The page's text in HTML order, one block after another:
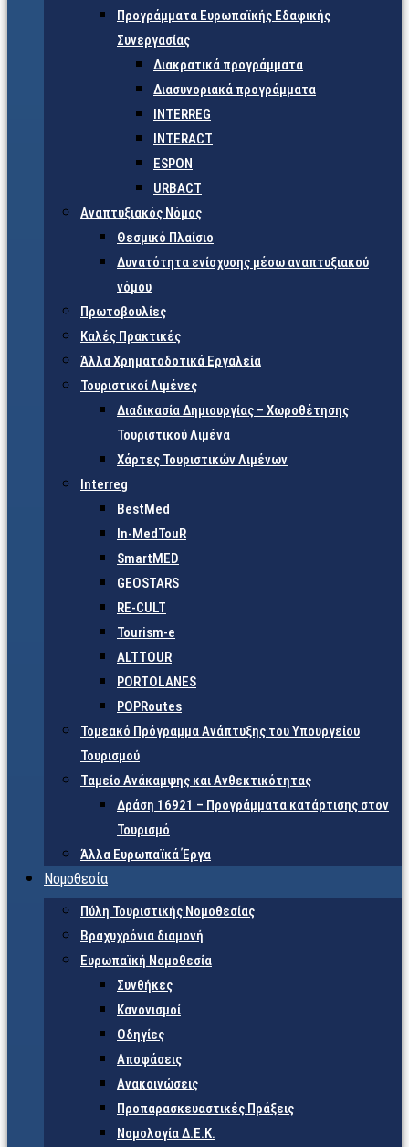
Προγράμματα Ευρωπαϊκής Εδαφικής
Συνεργασίας
Διακρατικά προγράμματα
Διασυνοριακά προγράμματα
INTERREG
INTERACT
ESPON
URBACT
Αναπτυξιακός Νόμος
Θεσμικό Πλαίσιο
Δυνατότητα ενίσχυσης μέσω αναπτυξιακού
νόμου
Πρωτοβουλίες
Καλές Πρακτικές
Άλλα Χρηματοδοτικά Εργαλεία
Τουριστικοί Λιμένες
Διαδικασία Δημιουργίας – Χωροθέτησης
Τουριστικού Λιμένα
Χάρτες Τουριστικών Λιμένων
Interreg
BestMed
In-MedTouR
SmartMED
GEOSTARS
RE-CULT
Tourism-e
ALTTOUR
PORTOLANES
POPRoutes
Τομεακό Πρόγραμμα Ανάπτυξης του Υπουργείου
Τουρισμού
Ταμείο Ανάκαμψης και Ανθεκτικότητας
Δράση 16921 – Προγράμματα κατάρτισης στον
Τουρισμό
Άλλα Ευρωπαϊκά Έργα
Νομοθεσία
Πύλη Τουριστικής Νομοθεσίας
Βραχυχρόνια διαμονή
Ευρωπαϊκή Νομοθεσία
Συνθήκες
Κανονισμοί
Οδηγίες
Αποφάσεις
Ανακοινώσεις
Προπαρασκευαστικές Πράξεις
Νομολογία Δ.Ε.Κ.